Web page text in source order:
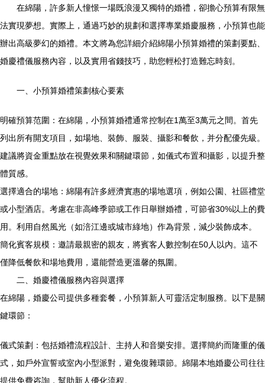
在綿陽，許多新人憧憬一場既浪漫又獨特的婚禮，卻擔心預算有限無
法實現夢想。實際上，通過巧妙的規劃和選擇專業婚慶服務，小預算也能
辦出高級夢幻的婚禮。本文將為您詳細介紹綿陽小預算婚禮的策劃要點、
婚慶禮儀服務內容，以及實用省錢技巧，助您輕松打造難忘時刻。
一、小預算婚禮策劃核心要素
明確預算范圍：在綿陽，小預算婚禮通常控制在1萬至3萬元之間。首先
列出所有開支項目，如場地、裝飾、服裝、攝影和餐飲，并分配優先級。
建議將資金重點放在視覺效果和關鍵環節，如儀式布置和攝影，以提升整
體質感。
選擇適合的場地：綿陽有許多經濟實惠的場地選項，例如公園、社區禮堂
或小型酒店。考慮在非高峰季節或工作日舉辦婚禮，可節省30%以上的費
用。利用自然風光（如涪江邊或城市綠地）作為背景，減少裝飾成本。
簡化賓客規模：邀請最親密的親友，將賓客人數控制在50人以內。這不
僅降低餐飲和場地費用，還能營造更溫馨的氛圍。
二、婚慶禮儀服務內容與選擇
在綿陽，婚慶公司提供多種套餐，小預算新人可靈活定制服務。以下是關
鍵環節：
儀式策劃：包括婚禮流程設計、主持人和音樂安排。選擇簡約而隆重的儀
式，如戶外宣誓或室內小型派對，避免復雜環節。綿陽本地婚慶公司往往
提供免費咨詢，幫助新人優化流程。